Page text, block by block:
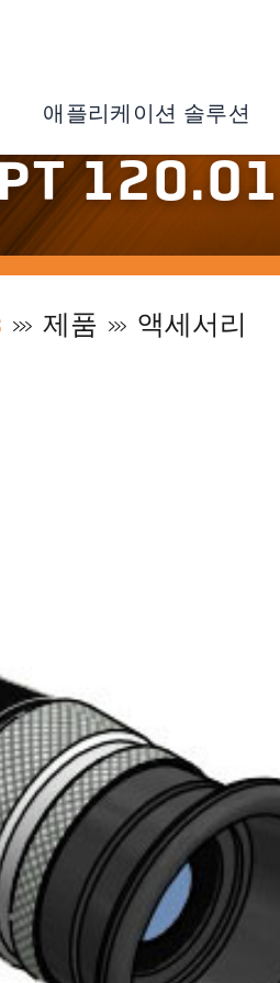
애플리케이션 솔루션
120.01
제품 액세서리